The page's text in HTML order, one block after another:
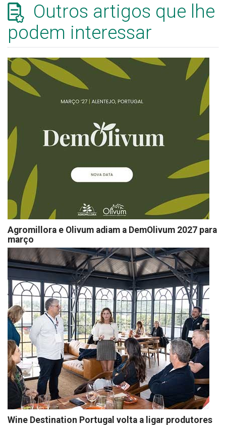
Outros artigos que lhe
podem interessar
Agromillora e Olivum adiam a DemOlivum 2027 para
março
Wine Destination Portugal volta a ligar produtores